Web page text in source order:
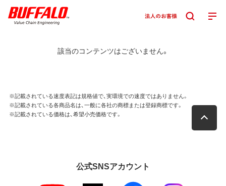
該当のコンテンツはございません。
※記載されている速度表記は規格値で、実環境での速度ではありません。
※記載されている各商品名は、一般に各社の商標または登録商標です。
※記載されている価格は、希望小売価格です。
公式SNSアカウント